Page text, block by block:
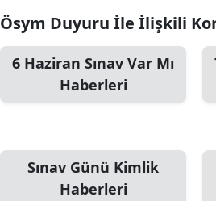
Ösym Duyuru İle İlişkili
6 Haziran Sınav Var Mı
Haberleri
Sınav Günü Kimlik
Haberleri